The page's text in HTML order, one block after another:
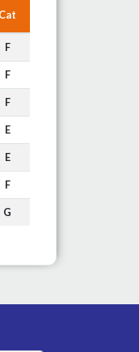
Cat
F
F
F
E
E
F
G